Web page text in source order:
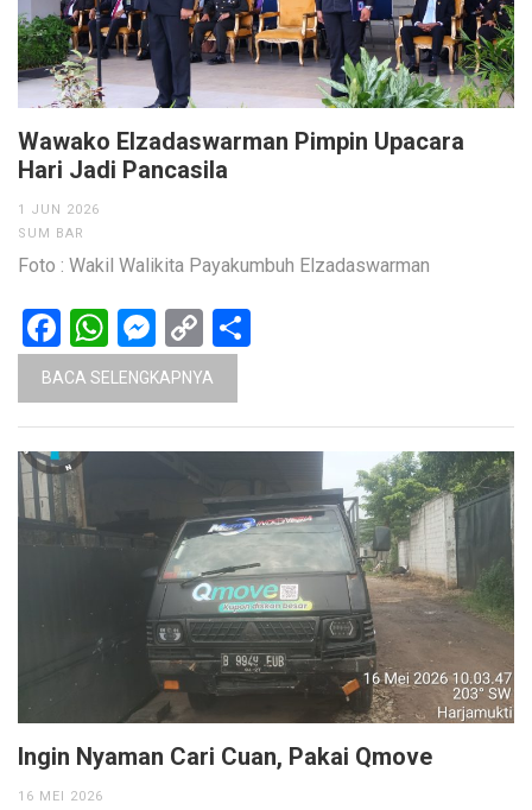
Wawako Elzadaswarman Pimpin Upacara
Hari Jadi Pancasila
1 JUN 2026
SUM BAR
Foto : Wakil Walikita Payakumbuh Elzadaswarman
Facebook
WhatsApp
Messenger
Copy
Link
BACA SELENGKAPNYA
Ingin Nyaman Cari Cuan, Pakai Qmove
16 MEI 2026